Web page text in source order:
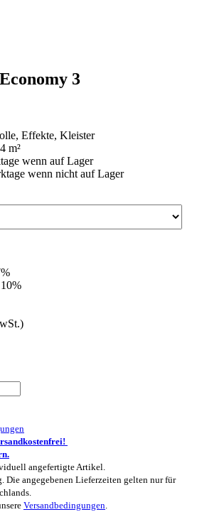
3
Effekte, Kleister
m²
wenn auf Lager
wenn nicht auf Lager
angefertigte Artikel.
Die angegebenen Lieferzeiten gelten nur für
Versandbedingungen.